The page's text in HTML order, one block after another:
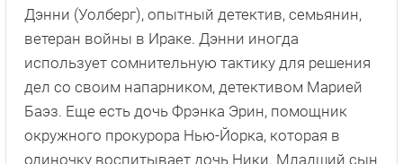
Дэнни (Уолберг), опытный детектив, семьянин,
ветеран войны в Ираке. Дэнни иногда
использует сомнительную тактику для решения
дел со своим напарником, детективом Марией
Баэз. Еще есть дочь Фрэнка Эрин, помощник
окружного прокурора Нью-Йорка, которая в
одиночку воспитывает дочь Ники. Младший сын